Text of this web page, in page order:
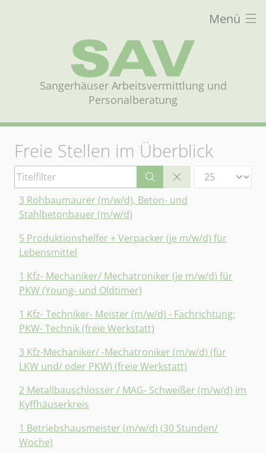
Menü
Sangerhäuser Arbeitsvermittlung und
Personalberatung
Freie Stellen im Überblick
Titelfilter Anzeige #
3 Rohbaumaurer (m/w/d), Beton- und
Stahlbetonbauer (m/w/d)
5 Produktionshelfer + Verpacker (je m/w/d) für
Lebensmittel
1 Kfz- Mechaniker/ Mechatroniker (je m/w/d) für
PKW (Young- und Oldtimer)
1 Kfz- Techniker- Meister (m/w/d) - Fachrichtung:
PKW- Technik (freie Werkstatt)
3 Kfz-Mechaniker/ -Mechatroniker (m/w/d) (für
LKW und/ oder PKW) (freie Werkstatt)
2 Metallbauschlosser / MAG- Schweißer (m/w/d) im
Kyffhäuserkreis
1 Betriebshausmeister (m/w/d) (30 Stunden/
Woche)